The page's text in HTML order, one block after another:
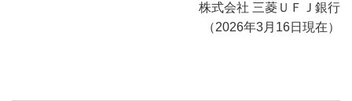
株式会社 三菱ＵＦＪ銀行
（2026年3月16日現在）